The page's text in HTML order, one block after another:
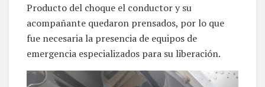
Producto del choque el conductor y su
acompañante quedaron prensados, por lo que
fue necesaria la presencia de equipos de
emergencia especializados para su liberación.